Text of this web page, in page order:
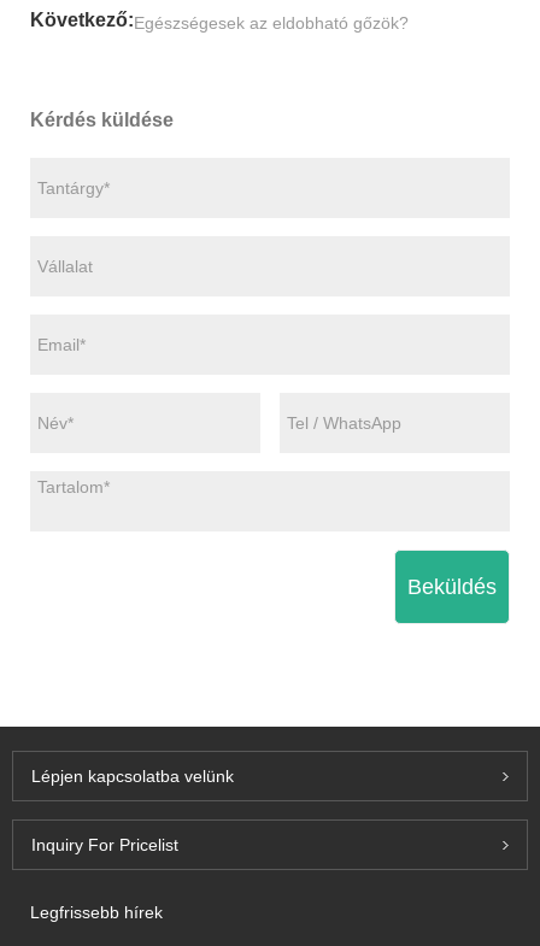
Következő:Egészségesek az eldobható gőzök?
Kérdés küldése
Beküldés
Lépjen kapcsolatba velünk
Inquiry For Pricelist
Legfrissebb hírek